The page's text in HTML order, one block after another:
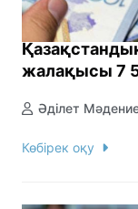
жалақысы 7
Әділет
Көбірек оқу